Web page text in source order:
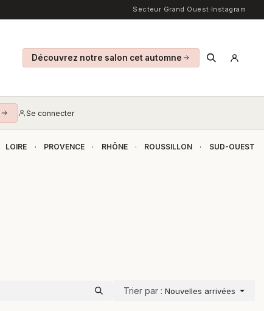
Secteur Grand Ouest·Instagram
Découvrez notre salon cet automne
Se connecter
LOIRE · PROVENCE · RHÔNE · ROUSSILLON · SUD-OUEST
Trier par : Nouvelles arrivées